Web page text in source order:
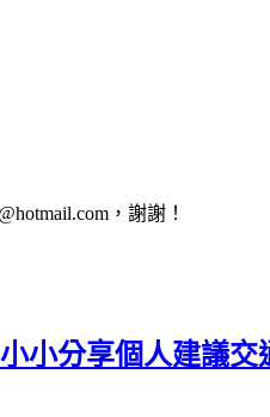
，謝謝！
小分享個人建議